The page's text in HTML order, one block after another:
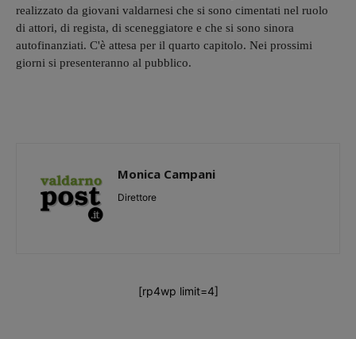
realizzato da giovani valdarnesi che si sono cimentati nel ruolo
di attori, di regista, di sceneggiatore e che si sono sinora
autofinanziati. C'è attesa per il quarto capitolo. Nei prossimi
giorni si presenteranno al pubblico.
Monica Campani
Direttore
[rp4wp limit=4]